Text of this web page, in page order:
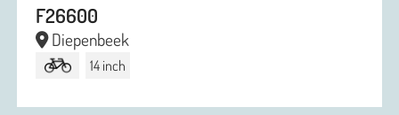
F26600
Diepenbeek
14 inch